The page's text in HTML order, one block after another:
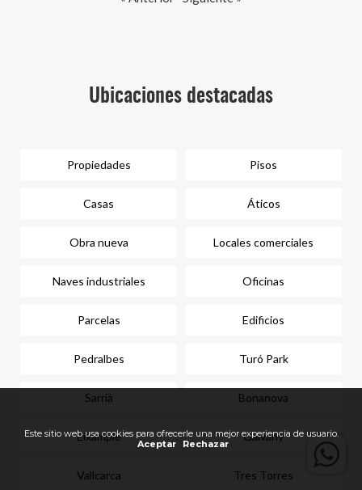
Ubicaciones destacadas
Propiedades Pisos
Casas Áticos
Obra nueva Locales comerciales
Naves industriales Oficinas
Parcelas Edificios
Pedralbes Turó Park
Sarrià Bonanova
Eixample Galvany
Vallcarca Tres Torres